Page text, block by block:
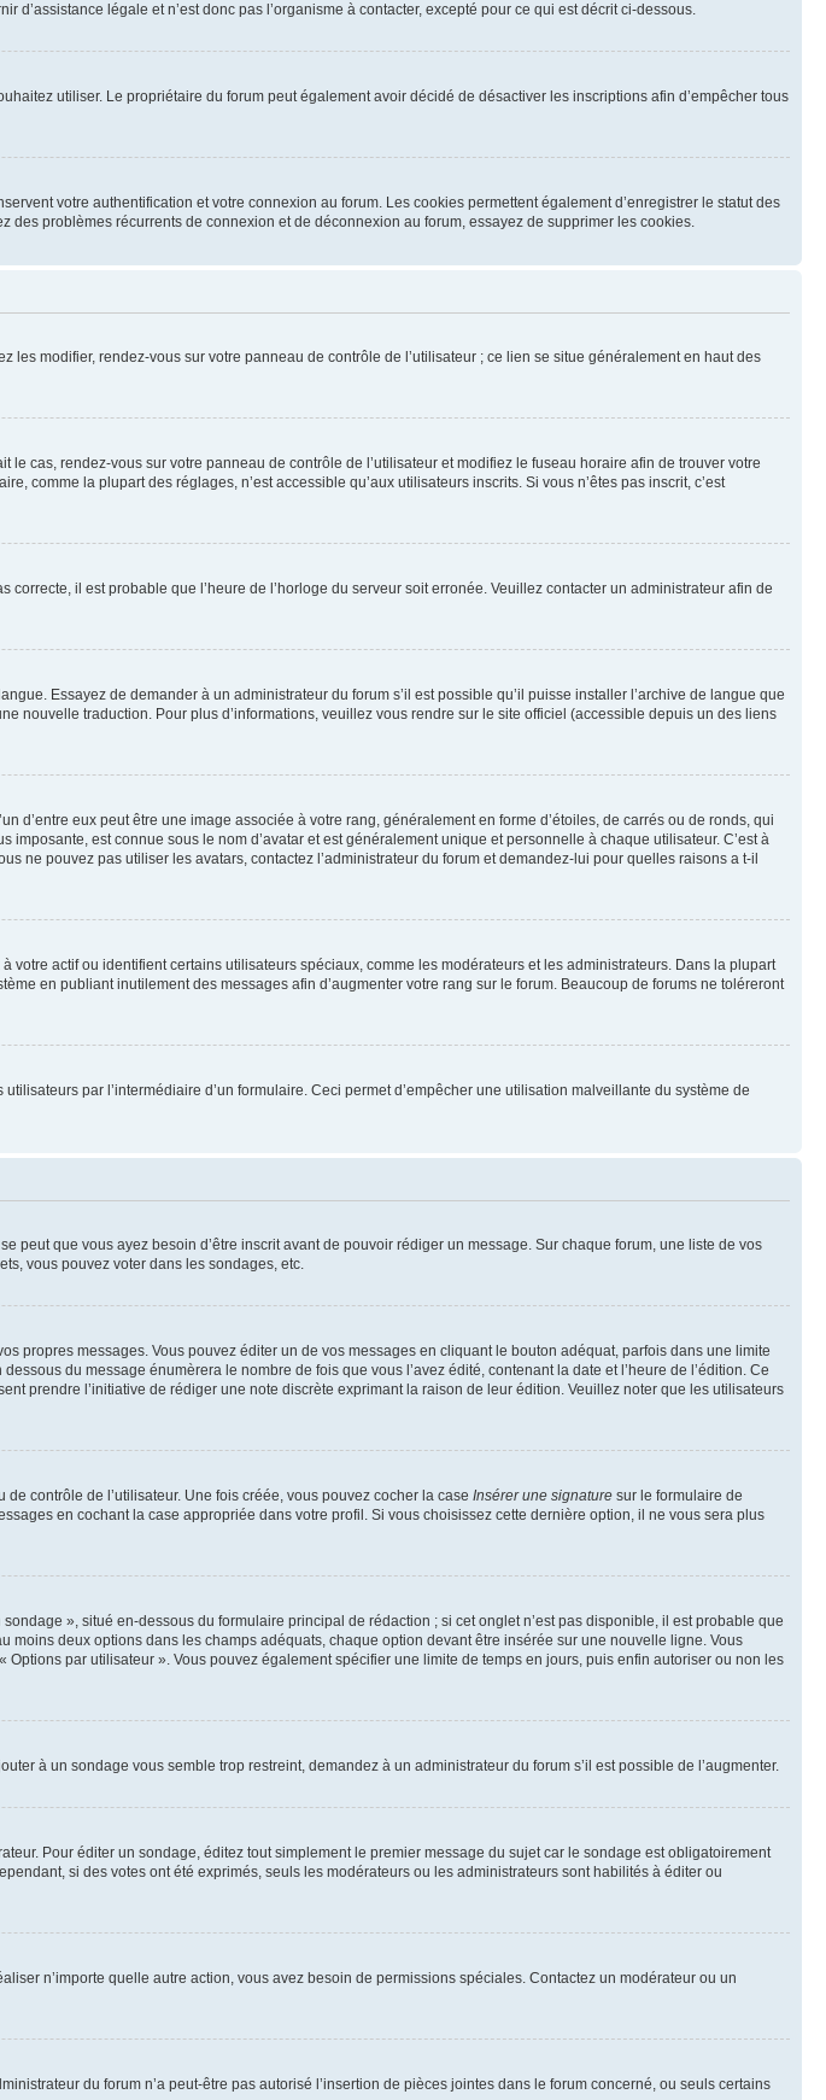
légale et n’est donc pas l’organisme à contacter, excepté pour ce qui est décrit ci-dessous.
utiliser. Le propriétaire du forum peut également avoir décidé de désactiver les inscriptions afin d’empêcher tous
votre authentification et votre connexion au forum. Les cookies permettent également d’enregistrer le statut des
problèmes récurrents de connexion et de déconnexion au forum, essayez de supprimer les cookies.
modifier, rendez-vous sur votre panneau de contrôle de l’utilisateur ; ce lien se situe généralement en haut des
cas, rendez-vous sur votre panneau de contrôle de l’utilisateur et modifiez le fuseau horaire afin de trouver votre
comme la plupart des réglages, n’est accessible qu’aux utilisateurs inscrits. Si vous n’êtes pas inscrit, c’est
correcte, il est probable que l’heure de l’horloge du serveur soit erronée. Veuillez contacter un administrateur afin de
Essayez de demander à un administrateur du forum s’il est possible qu’il puisse installer l’archive de langue que
nouvelle traduction. Pour plus d’informations, veuillez vous rendre sur le site officiel (accessible depuis un des liens
d’entre eux peut être une image associée à votre rang, généralement en forme d’étoiles, de carrés ou de ronds, qui
est connue sous le nom d’avatar et est généralement unique et personnelle à chaque utilisateur. C’est à
ne pouvez pas utiliser les avatars, contactez l’administrateur du forum et demandez-lui pour quelles raisons a t-il
actif ou identifient certains utilisateurs spéciaux, comme les modérateurs et les administrateurs. Dans la plupart
en publiant inutilement des messages afin d’augmenter votre rang sur le forum. Beaucoup de forums ne toléreront
par l’intermédiaire d’un formulaire. Ceci permet d’empêcher une utilisation malveillante du système de
peut que vous ayez besoin d’être inscrit avant de pouvoir rédiger un message. Sur chaque forum, une liste de vos
vous pouvez voter dans les sondages, etc.
propres messages. Vous pouvez éditer un de vos messages en cliquant le bouton adéquat, parfois dans une limite
du message énumèrera le nombre de fois que vous l’avez édité, contenant la date et l’heure de l’édition. Ce
prendre l’initiative de rédiger une note discrète exprimant la raison de leur édition. Veuillez noter que les utilisateurs
contrôle de l’utilisateur. Une fois créée, vous pouvez cocher la case Insérer une signature sur le formulaire de
en cochant la case appropriée dans votre profil. Si vous choisissez cette dernière option, il ne vous sera plus
», situé en-dessous du formulaire principal de rédaction ; si cet onglet n’est pas disponible, il est probable que
deux options dans les champs adéquats, chaque option devant être insérée sur une nouvelle ligne. Vous
par utilisateur ». Vous pouvez également spécifier une limite de temps en jours, puis enfin autoriser ou non les
à un sondage vous semble trop restreint, demandez à un administrateur du forum s’il est possible de l’augmenter.
Pour éditer un sondage, éditez tout simplement le premier message du sujet car le sondage est obligatoirement
si des votes ont été exprimés, seuls les modérateurs ou les administrateurs sont habilités à éditer ou
n’importe quelle autre action, vous avez besoin de permissions spéciales. Contactez un modérateur ou un
du forum n’a peut-être pas autorisé l’insertion de pièces jointes dans le forum concerné, ou seuls certains